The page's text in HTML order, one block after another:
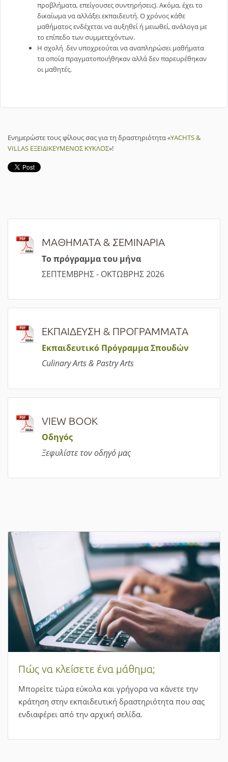
προβλήματα, επείγουσες συντηρήσεις). Ακόμα, έχει το
δικαίωμα να αλλάξει εκπαιδευτή. Ο χρόνος κάθε
μαθήματος ενδέχεται να αυξηθεί ή μειωθεί, ανάλογα με
το επίπεδο των συμμετεχόντων.
Η σχολή δεν υποχρεούται να αναπληρώσει μαθήματα
τα οποία πραγματοποιήθηκαν αλλά δεν παρευρέθηκαν
οι μαθητές.
Ενημερώστε τους φίλους σας για τη δραστηριότητα «YACHTS &
VILLAS ΕΞΕΙΔΙΚΕΥΜΕΝΟΣ ΚΥΚΛΟΣ»!
ΜΑΘΗΜΑΤΑ & ΣΕΜΙΝΑΡΙΑ
Το πρόγραμμα του μήνα
ΣΕΠΤΕΜΒΡΗΣ - ΟΚΤΩΒΡΗΣ 2026
ΕΚΠΑΙΔΕΥΣΗ & ΠΡΟΓΡΑΜΜΑΤΑ
Εκπαιδευτικό Πρόγραμμα Σπουδών
Culinary Arts & Pastry Arts
VIEW BOOK
Οδηγός
Ξεφυλίστε τον οδηγό μας
Πώς να κλείσετε ένα μάθημα;
Μπορείτε τώρα εύκολα και γρήγορα να κάνετε την
κράτηση στην εκπαιδευτική δραστηριότητα που σας
ενδιαφέρει από την αρχική σελίδα.